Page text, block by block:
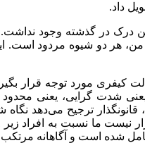
درک در گذشته وجود نداشت.
هر دو شیوه مردود است.
کیفری مورد توجه قرار
شدت گرایی، یعنی محدود
ترجیح می‌دهد نگاه
شده است و آگاهانه